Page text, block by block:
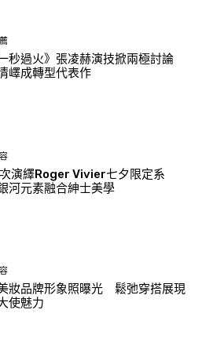
一秒過火》張凌赫演技掀兩極討論
嶧成轉型代表作
演繹Roger Vivier七夕限定系
河元素融合紳士美學
妝品牌形象照曝光 鬆弛穿搭展現
使魅力